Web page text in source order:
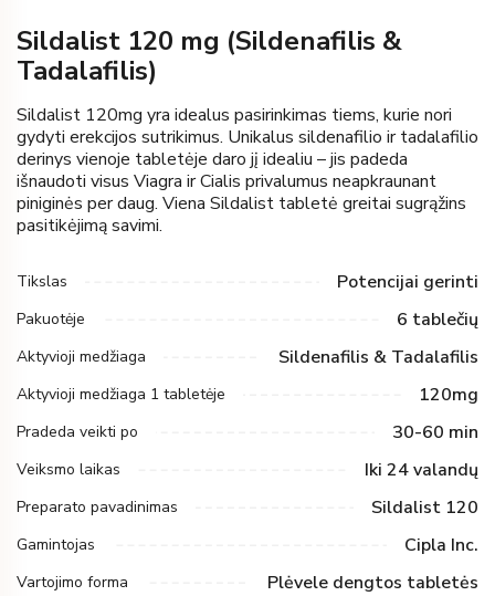
Sildalist 120 mg (Sildenafilis &
Tadalafilis)
Sildalist 120mg yra idealus pasirinkimas tiems, kurie nori
gydyti erekcijos sutrikimus. Unikalus sildenafilio ir tadalafilio
derinys vienoje tabletėje daro jį idealiu – jis padeda
išnaudoti visus Viagra ir Cialis privalumus neapkraunant
piniginės per daug. Viena Sildalist tabletė greitai sugrąžins
pasitikėjimą savimi.
Tikslas Potencijai gerinti
Pakuotėje 6 tablečių
Aktyvioji medžiaga Sildenafilis & Tadalafilis
Aktyvioji medžiaga 1 tabletėje 120mg
Pradeda veikti po 30-60 min
Veiksmo laikas Iki 24 valandų
Preparato pavadinimas Sildalist 120
Gamintojas Cipla Inc.
Vartojimo forma Plėvele dengtos tabletės